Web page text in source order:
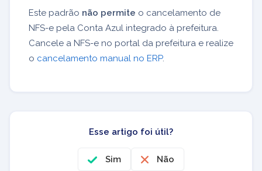
Este padrão não permite o cancelamento de
NFS-e pela Conta Azul integrado à prefeitura.
Cancele a NFS-e no portal da prefeitura e realize
o cancelamento manual no ERP.
Esse artigo foi útil?
Sim Não